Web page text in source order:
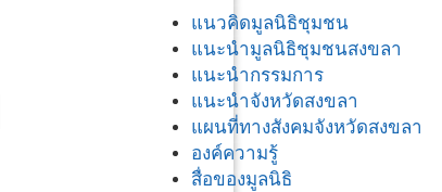
แนวคิดมูลนิธิชุมชน
แนะนำมูลนิธิชุมชนสงขลา
แนะนำกรรมการ
แนะนำจังหวัดสงขลา
แผนที่ทางสังคมจังหวัดสงขลา
องค์ความรู้
สื่อของมูลนิธิ